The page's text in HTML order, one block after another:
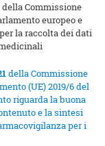
della Commissione
europeo e
la raccolta dei dati
della Commissione
(UE) 2019/6 del
riguarda la buona
e la sintesi
per i